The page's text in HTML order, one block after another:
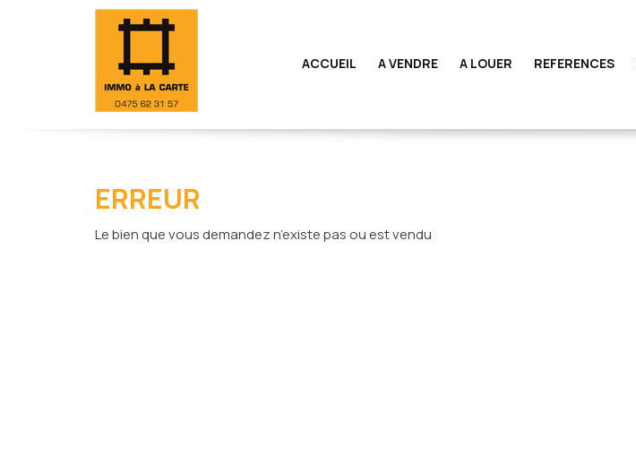
ACCUEIL A VENDRE A LOUER REFERENCES
ERREUR
Le bien que vous demandez n’existe pas ou est vendu